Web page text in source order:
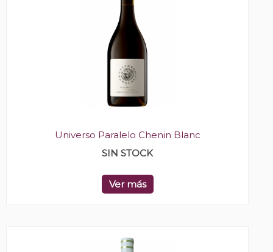
Universo Paralelo Chenin Blanc
SIN STOCK
Ver más